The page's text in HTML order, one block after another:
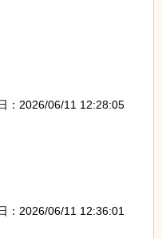
：2026/06/11 12:28:05
：2026/06/11 12:36:01